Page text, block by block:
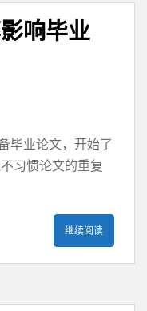
响毕业
业论文，开始了
习惯论文的重复
继续阅读